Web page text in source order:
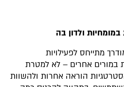
מתייחס לפעילויות
במורים אחרים – לא למטרת
הוראה אחרות ולהשוות